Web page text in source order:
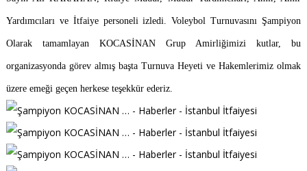
Yardımcıları ve İtfaiye personeli izledi. Voleybol Turnuvasını Şampiyon
Olarak tamamlayan KOCASİNAN Grup Amirliğimizi kutlar, bu
organizasyonda görev almış başta Turnuva Heyeti ve Hakemlerimiz olmak
üzere emeği geçen herkese teşekkür ederiz.